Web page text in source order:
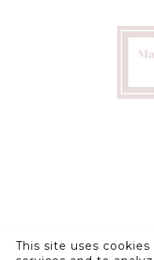
This site uses